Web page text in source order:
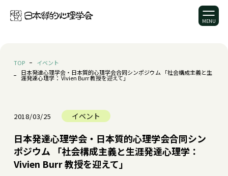
TOP
イベント
日本発達心理学会・日本質的心理学会合同シンポジウム 「社会構成主義と生
涯発達心理学： Vivien Burr 教授を迎えて」
2018/03/25 イベント
日本発達心理学会・日本質的心理学会合同シン
ポジウム 「社会構成主義と生涯発達心理学：
Vivien Burr 教授を迎えて」